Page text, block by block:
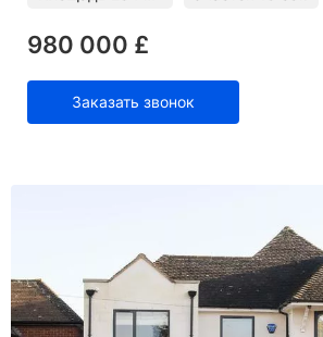
980 000 £
Заказать звонок